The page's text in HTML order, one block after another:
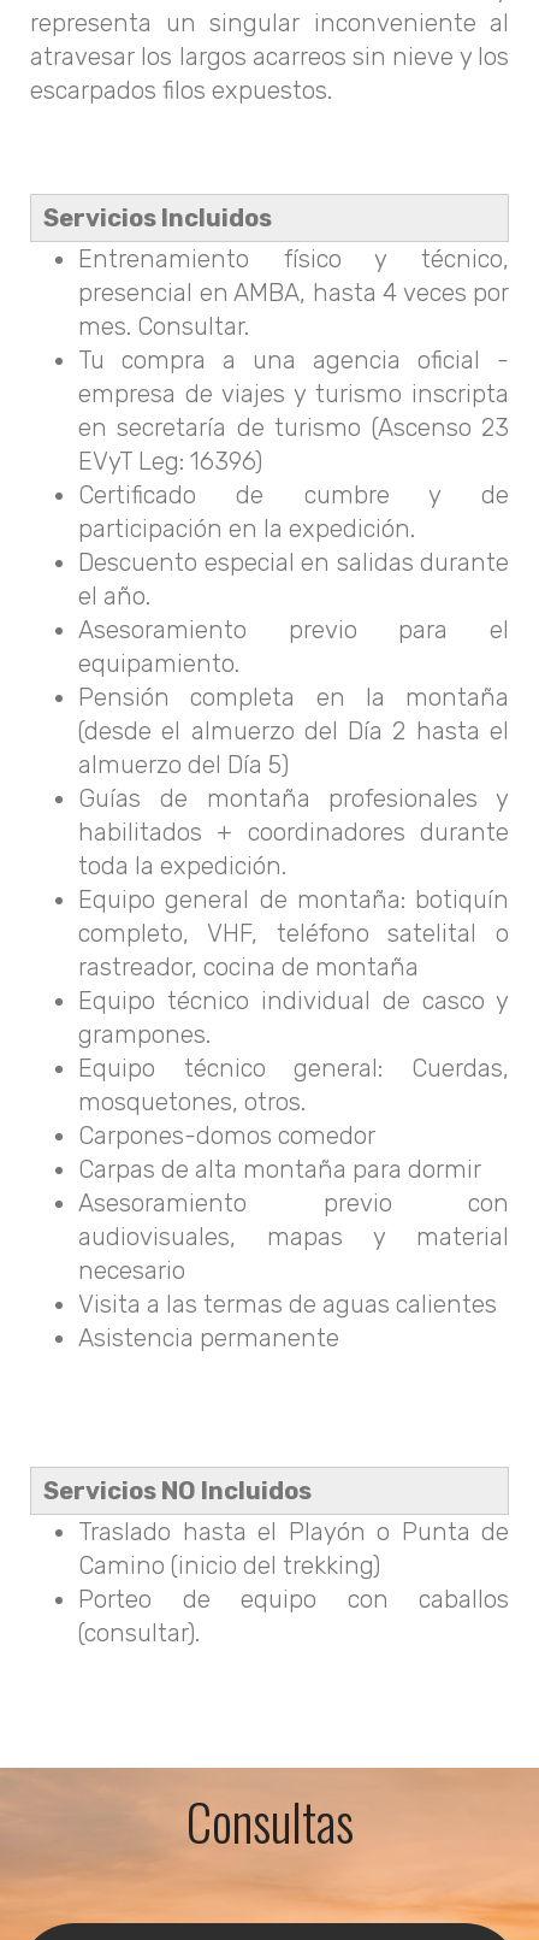
representa un singular inconveniente al
atravesar los largos acarreos sin nieve y los
escarpados filos expuestos.
Servicios Incluidos
Entrenamiento físico y técnico,
presencial en AMBA, hasta 4 veces por
mes. Consultar.
Tu compra a una agencia oficial -
empresa de viajes y turismo inscripta
en secretaría de turismo (Ascenso 23
EVyT Leg: 16396)
Certificado de cumbre y de
participación en la expedición.
Descuento especial en salidas durante
el año.
Asesoramiento previo para el
equipamiento.
Pensión completa en la montaña
(desde el almuerzo del Día 2 hasta el
almuerzo del Día 5)
Guías de montaña profesionales y
habilitados + coordinadores durante
toda la expedición.
Equipo general de montaña: botiquín
completo, VHF, teléfono satelital o
rastreador, cocina de montaña
Equipo técnico individual de casco y
grampones.
Equipo técnico general: Cuerdas,
mosquetones, otros.
Carpones-domos comedor
Carpas de alta montaña para dormir
Asesoramiento previo con
audiovisuales, mapas y material
necesario
Visita a las termas de aguas calientes
Asistencia permanente
Servicios NO Incluidos
Traslado hasta el Playón o Punta de
Camino (inicio del trekking)
Porteo de equipo con caballos
(consultar).
Consultas